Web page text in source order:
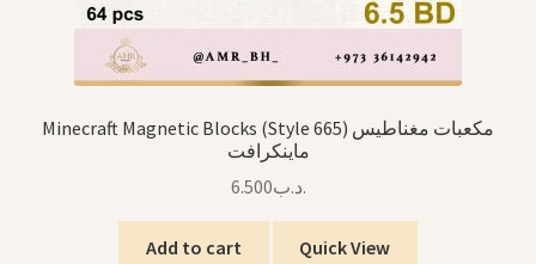
Minecraft Magnetic Blocks (Style 665) مكعبات مغناطيس
ماينكرافت
.د.ب6.500
Add to cart Quick View